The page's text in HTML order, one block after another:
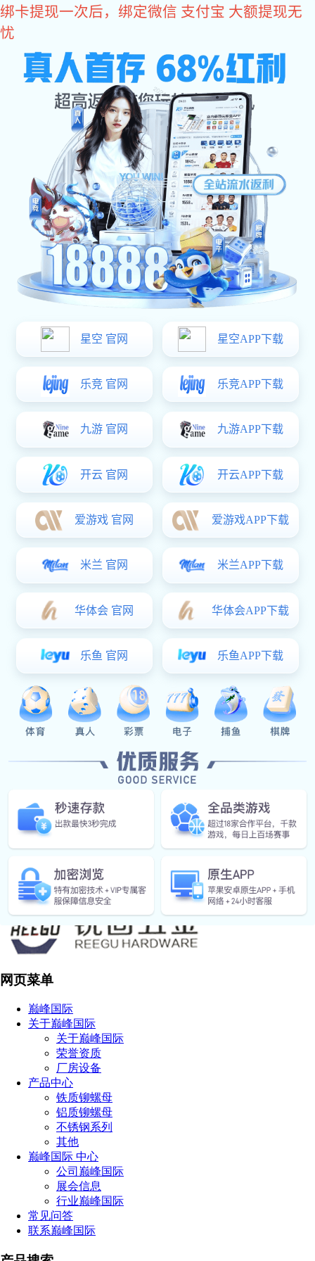
巅峰国际
巅峰国际
关于巅峰国际
关于巅峰国际
荣誉资质
厂房设备
产品中心
铁质铆螺母
铝质铆螺母
不锈钢系列
其他
巅峰国际 中心
公司巅峰国际
行业巅峰国际
联系巅峰国际
巅峰国际
关于巅峰国际
荣誉资质
厂房设备
产品中心
铁质铆螺母
铝质铆螺母
其他
巅峰国际 中心
公司巅峰国际
展会信息
行业巅峰国际
常见问答
网页菜单
巅峰国际
关于巅峰国际
关于巅峰国际
荣誉资质
厂房设备
产品中心
铁质铆螺母
铝质铆螺母
不锈钢系列
其他
巅峰国际 中心
公司巅峰国际
展会信息
行业巅峰国际
常见问答
联系巅峰国际